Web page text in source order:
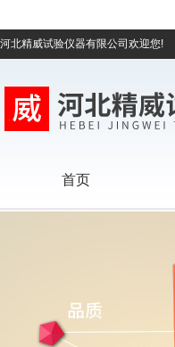
河北精威试验仪器有限公司欢迎您!
首页